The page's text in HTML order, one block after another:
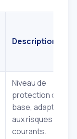
Description
Niveau de
protection de
base, adapté
aux risques
courants.